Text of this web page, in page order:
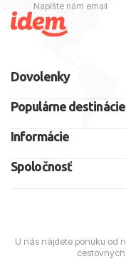
Napíšte nám email
Dovolenky
Populárne destinácie
Informácie
Spoločnosť
U nás nájdete ponuku od